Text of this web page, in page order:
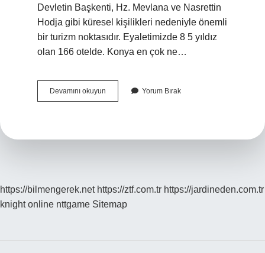
Devletin Başkenti, Hz. Mevlana ve Nasrettin
Hodja gibi küresel kişilikleri nedeniyle önemli
bir turizm noktasıdır. Eyaletimizde 8 5 yıldız
olan 166 otelde. Konya en çok ne…
Devamını okuyun
Neden
Yorum Bırak
https://bilmengerek.net https://ztf.com.tr https://jardineden.com.tr
knight online nttgame Sitemap